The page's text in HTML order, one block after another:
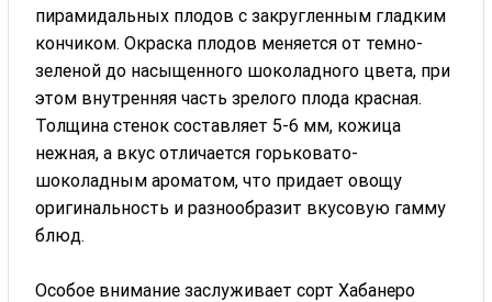
пирамидальных плодов с закругленным гладким
кончиком. Окраска плодов меняется от темно-
зеленой до насыщенного шоколадного цвета, при
этом внутренняя часть зрелого плода красная.
Толщина стенок составляет 5-6 мм, кожица
нежная, а вкус отличается горьковато-
шоколадным ароматом, что придает овощу
оригинальность и разнообразит вкусовую гамму
блюд.
Особое внимание заслуживает сорт Хабанеро